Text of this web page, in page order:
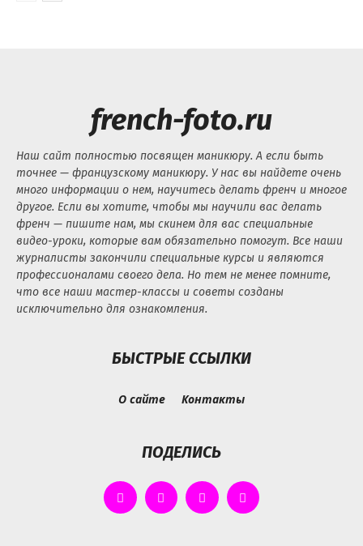
french-foto.ru
Наш сайт полностью посвящен маникюру. А если быть
точнее — французскому маникюру. У нас вы найдете очень
много информации о нем, научитесь делать френч и многое
другое. Если вы хотите, чтобы мы научили вас делать
френч — пишите нам, мы скинем для вас специальные
видео-уроки, которые вам обязательно помогут. Все наши
журналисты закончили специальные курсы и являются
профессионалами своего дела. Но тем не менее помните,
что все наши мастер-классы и советы созданы
исключительно для ознакомления.
БЫСТРЫЕ ССЫЛКИ
О сайте Контакты
ПОДЕЛИСЬ